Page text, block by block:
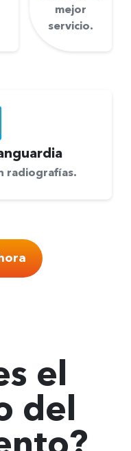
mejor
servicio.
radiografías.
el
del